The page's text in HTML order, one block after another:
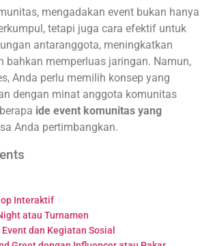
mengadakan event bukan hanya
tetapi juga cara efektif untuk
antaranggota, meningkatkan
bahkan memperluas jaringan. Namun,
Anda perlu memilih konsep yang
dengan minat anggota komunitas
ide event komunitas yang
Anda pertimbangkan.
Interaktif
atau Turnamen
dan Kegiatan Sosial